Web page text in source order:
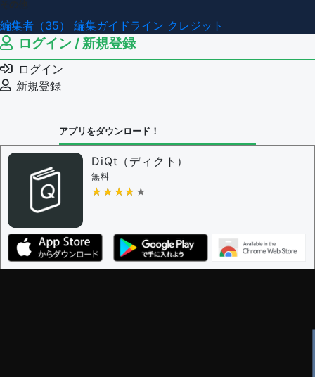
編集者（35） 編集ガイドライン クレジット
ログイン / 新規登録
ログイン
新規登録
アプリをダウンロード！
DiQt（ディクト）
無料
★★★★★
★★★★★